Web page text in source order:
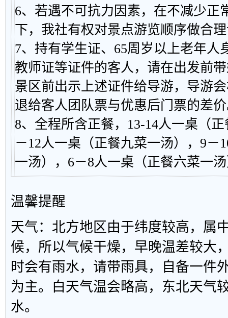
6、若遇不可抗力因素，在不减少正
下，我社有权对景点游览顺序做合
7、持有学生证、65周岁以上老年人
教师证等证件的客人，请在出发前
景区前出示上述证件给导游，导游
退给客人团队票与优惠后门票的差
8、全程所含正餐，13-14人一桌（
－12人一桌（正餐九菜一汤），9－
一汤），6－8人一桌（正餐六菜一
温馨提醒
天气：北方地区由于纬度较高，属
候，所以气候干燥，早晚温差较大
时会有雨水，请带雨具，自备一件
为主。白天气温会略高，东北天气
水。